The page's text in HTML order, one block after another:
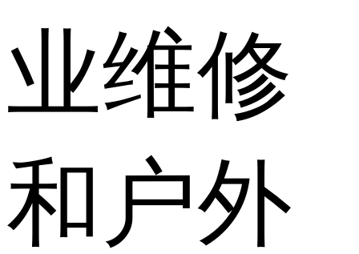
业维修
和户外